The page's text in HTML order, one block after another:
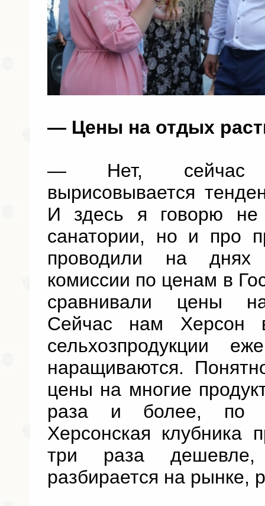
— Цены на отдых
— Нет, сейчас
вырисовывается
И здесь я говорю не
санатории, но и про
проводили на днях
комиссии по ценам в
сравнивали цены на
Сейчас нам Херсон
сельхозпродукции
наращиваются.
цены на многие
раза и более, по
Херсонская клубника
три раза
разбирается на рынке,